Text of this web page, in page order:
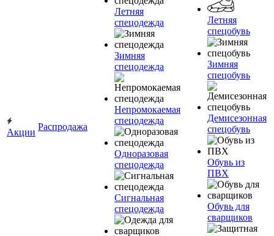
Акции
Распродажа
Летняя
спецодежда
Зимняя
спецодежда
Непромокаемая
спецодежда
Одноразовая
спецодежда
Сигнальная
спецодежда
Летняя
спецобувь
Зимняя
спецобувь
Демисезонная
спецобувь
Обувь из
ПВХ
Обувь для
сварщиков